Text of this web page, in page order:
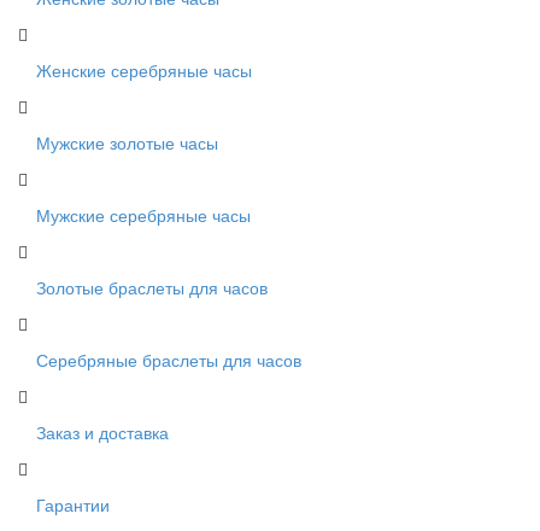
Женские серебряные часы
Мужские золотые часы
Мужские серебряные часы
Золотые браслеты для часов
Серебряные браслеты для часов
Заказ и доставка
Гарантии